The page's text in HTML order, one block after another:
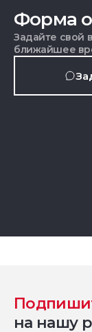
Форма
Задайте свой
ближайшее
на нашу